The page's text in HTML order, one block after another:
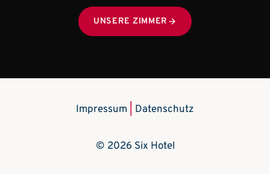
UNSERE ZIMMER
Impressum Datenschutz
© 2026 Six Hotel